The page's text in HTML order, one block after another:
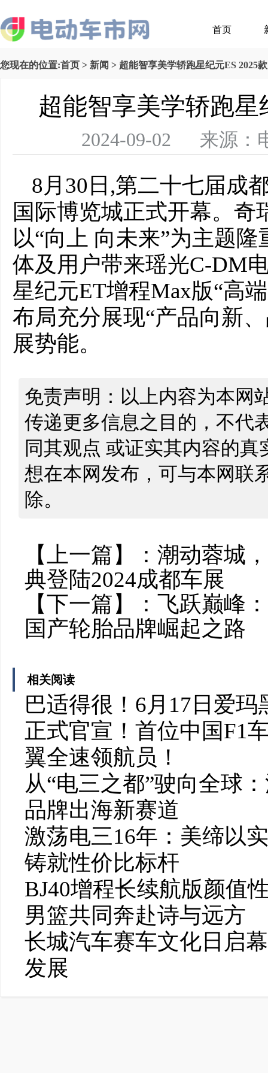
首页
您现在的位置:首页 > 新闻 > 超能智享美学轿跑星纪元ES 2025
超能智享美学轿跑星
2024-09-02 来源：
8月30日,第二十七届成
国际博览城正式开幕。奇
以“向上 向未来”为主题
体及用户带来瑶光C-DM
星纪元ET增程Max版“高
布局充分展现“产品向新
展势能。
免责声明：以上内容为本网
传递更多信息之目的，不代
同其观点 或证实其内容的
想在本网发布，可与本网联
除。
【上一篇】： 潮动蓉城
典登陆2024成都车展
【下一篇】： 飞跃巅峰
国产轮胎品牌崛起之路
相关阅读
巴适得很！6月17日爱
正式官宣！首位中国F1
翼全速领航员！
从“电三之都”驶向全球
品牌出海新赛道
激荡电三16年：美缔以
铸就性价比标杆
BJ40增程长续航版颜值
男篮共同奔赴诗与远方
长城汽车赛车文化日启
发展